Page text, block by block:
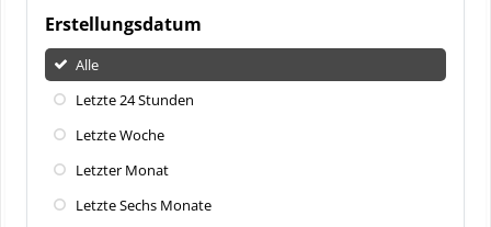
Erstellungsdatum
Alle
Letzte 24 Stunden
Letzte Woche
Letzter Monat
Letzte Sechs Monate